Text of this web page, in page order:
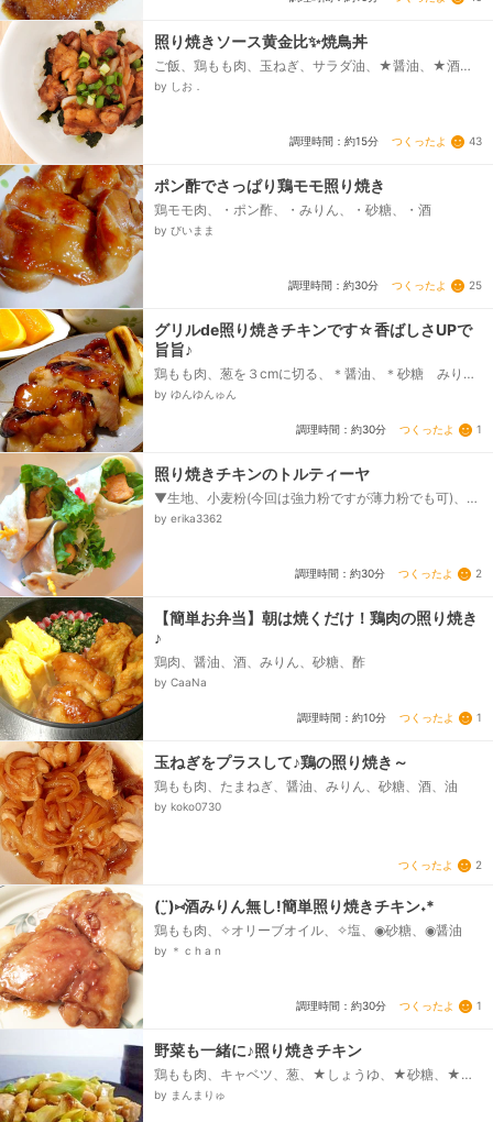
照り焼きソース黄金比✨焼鳥丼
ご飯、鶏もも肉、玉ねぎ、サラダ油、★醤油、★酒、
★みりん、★砂糖、海苔、ねぎ
by しお．
調理時間：約15分 つくったよ 43
ポン酢でさっぱり鶏モモ照り焼き
鶏モモ肉、・ポン酢、・みりん、・砂糖、・酒
by びいまま
調理時間：約30分 つくったよ 25
グリルde照り焼きチキンです☆香ばしさUPで
旨旨♪
鶏もも肉、葱を３cmに切る、＊醤油、＊砂糖 みり
ん、＊生姜チューブ、☆醤油、☆砂糖 みりん
by ゆんゆんゅん
調理時間：約30分 つくったよ 1
照り焼きチキンのトルティーヤ
▼生地、小麦粉(今回は強力粉ですが薄力粉でも可)、ぬ
るま湯、塩、▼具材、照り焼きチキン、鶏胸肉、水、
by erika3362
調理時間：約30分 つくったよ 2
【簡単お弁当】朝は焼くだけ！鶏肉の照り焼き
♪
鶏肉、醤油、酒、みりん、砂糖、酢
by CaaNa
調理時間：約10分 つくったよ 1
玉ねぎをプラスして♪鶏の照り焼き～
鶏もも肉、たまねぎ、醤油、みりん、砂糖、酒、油
by koko0730
つくったよ 2
(¨̮)⑅酒みりん無し!簡単照り焼きチキン˖*
鶏もも肉、✧︎オリーブオイル、✧︎塩、◉砂糖、◉醤油
by ＊ c h a n
調理時間：約30分 つくったよ 1
野菜も一緒に♪照り焼きチキン
鶏もも肉、キャベツ、葱、★しょうゆ、★砂糖、★み
りん、片栗粉
by まんまりゅ